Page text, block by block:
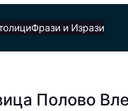
Фрази и Изрази
Полово